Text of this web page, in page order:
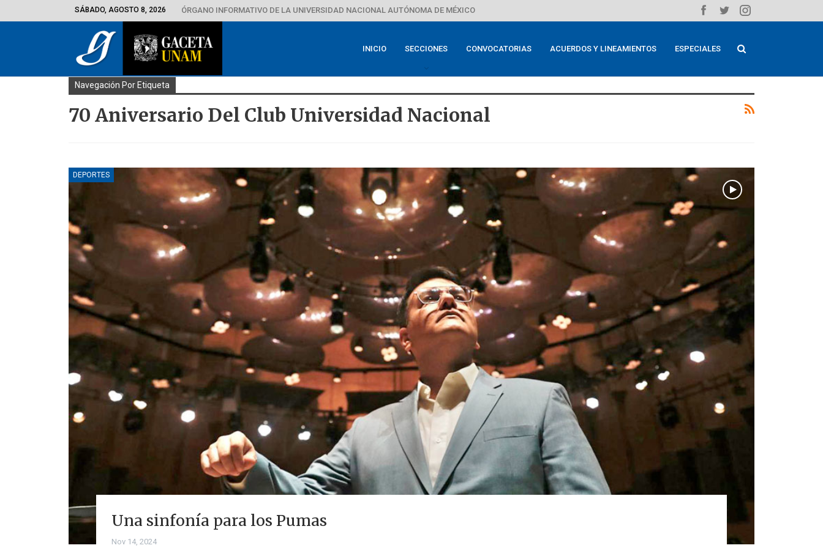
SÁBADO, AGOSTO 8, 2026 ÓRGANO INFORMATIVO DE LA UNIVERSIDAD NACIONAL AUTÓNOMA DE MÉXICO
INICIO SECCIONES CONVOCATORIAS ACUERDOS Y LINEAMIENTOS ESPECIALES
Navegación Por Etiqueta
70 Aniversario Del Club Universidad Nacional
DEPORTES
Una sinfonía para los Pumas
Nov 14, 2024